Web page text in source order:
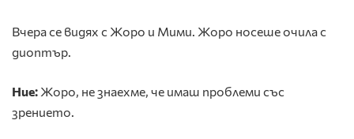
Вчера се видях с Жоро и Мими. Жоро носеше очила с
диоптър.
Ние: Жоро, не знаехме, че имаш проблеми със
зрението.